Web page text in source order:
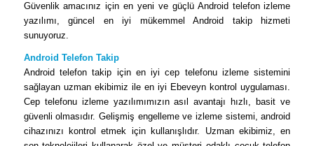
Güvenlik amacınız için en yeni ve güçlü Android telefon izleme
yazılımı, güncel en iyi mükemmel Android takip hizmeti
sunuyoruz.
Android Telefon Takip
Android telefon takip için en iyi cep telefonu izleme sistemini
sağlayan uzman ekibimiz ile en iyi Ebeveyn kontrol uygulaması.
Cep telefonu izleme yazılımımızın asıl avantajı hızlı, basit ve
güvenli olmasıdır. Gelişmiş engelleme ve izleme sistemi, android
cihazınızı kontrol etmek için kullanışlıdır. Uzman ekibimiz, en